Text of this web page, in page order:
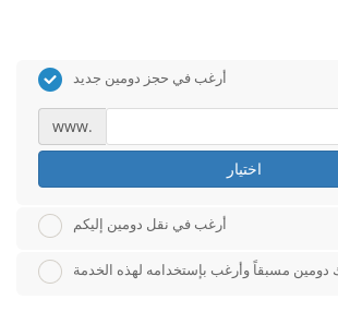
أرغب في حجز دومين جديد
www.
اختيار
أرغب في نقل دومين إليكم
دومين مسبقاً وأرغب بإستخدامه لهذه الخدمة